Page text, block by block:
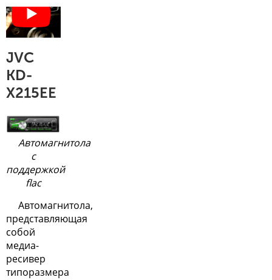
JVC
KD-
X215EE
Автомагнитола
с
поддержкой
flac
Автомагнитола,
представляющая
собой
медиа-
ресивер
типоразмера